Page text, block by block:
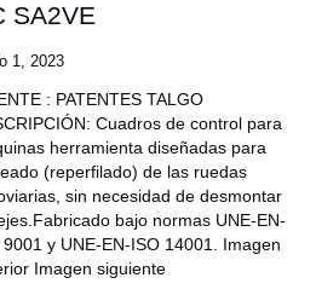
SA2VE
1, 2023
: PATENTES TALGO
Cuadros de control para
herramienta diseñadas para
(reperfilado) de las ruedas
sin necesidad de desmontar
bajo normas UNE-EN-
9001 y UNE-EN-ISO 14001. Imagen
Imagen siguiente